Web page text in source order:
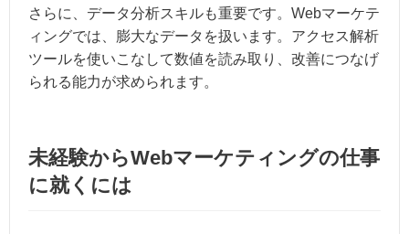
さらに、データ分析スキルも重要です。Webマーケテ
ィングでは、膨大なデータを扱います。アクセス解析
ツールを使いこなして数値を読み取り、改善につなげ
られる能力が求められます。
未経験からWebマーケティングの仕事
に就くには